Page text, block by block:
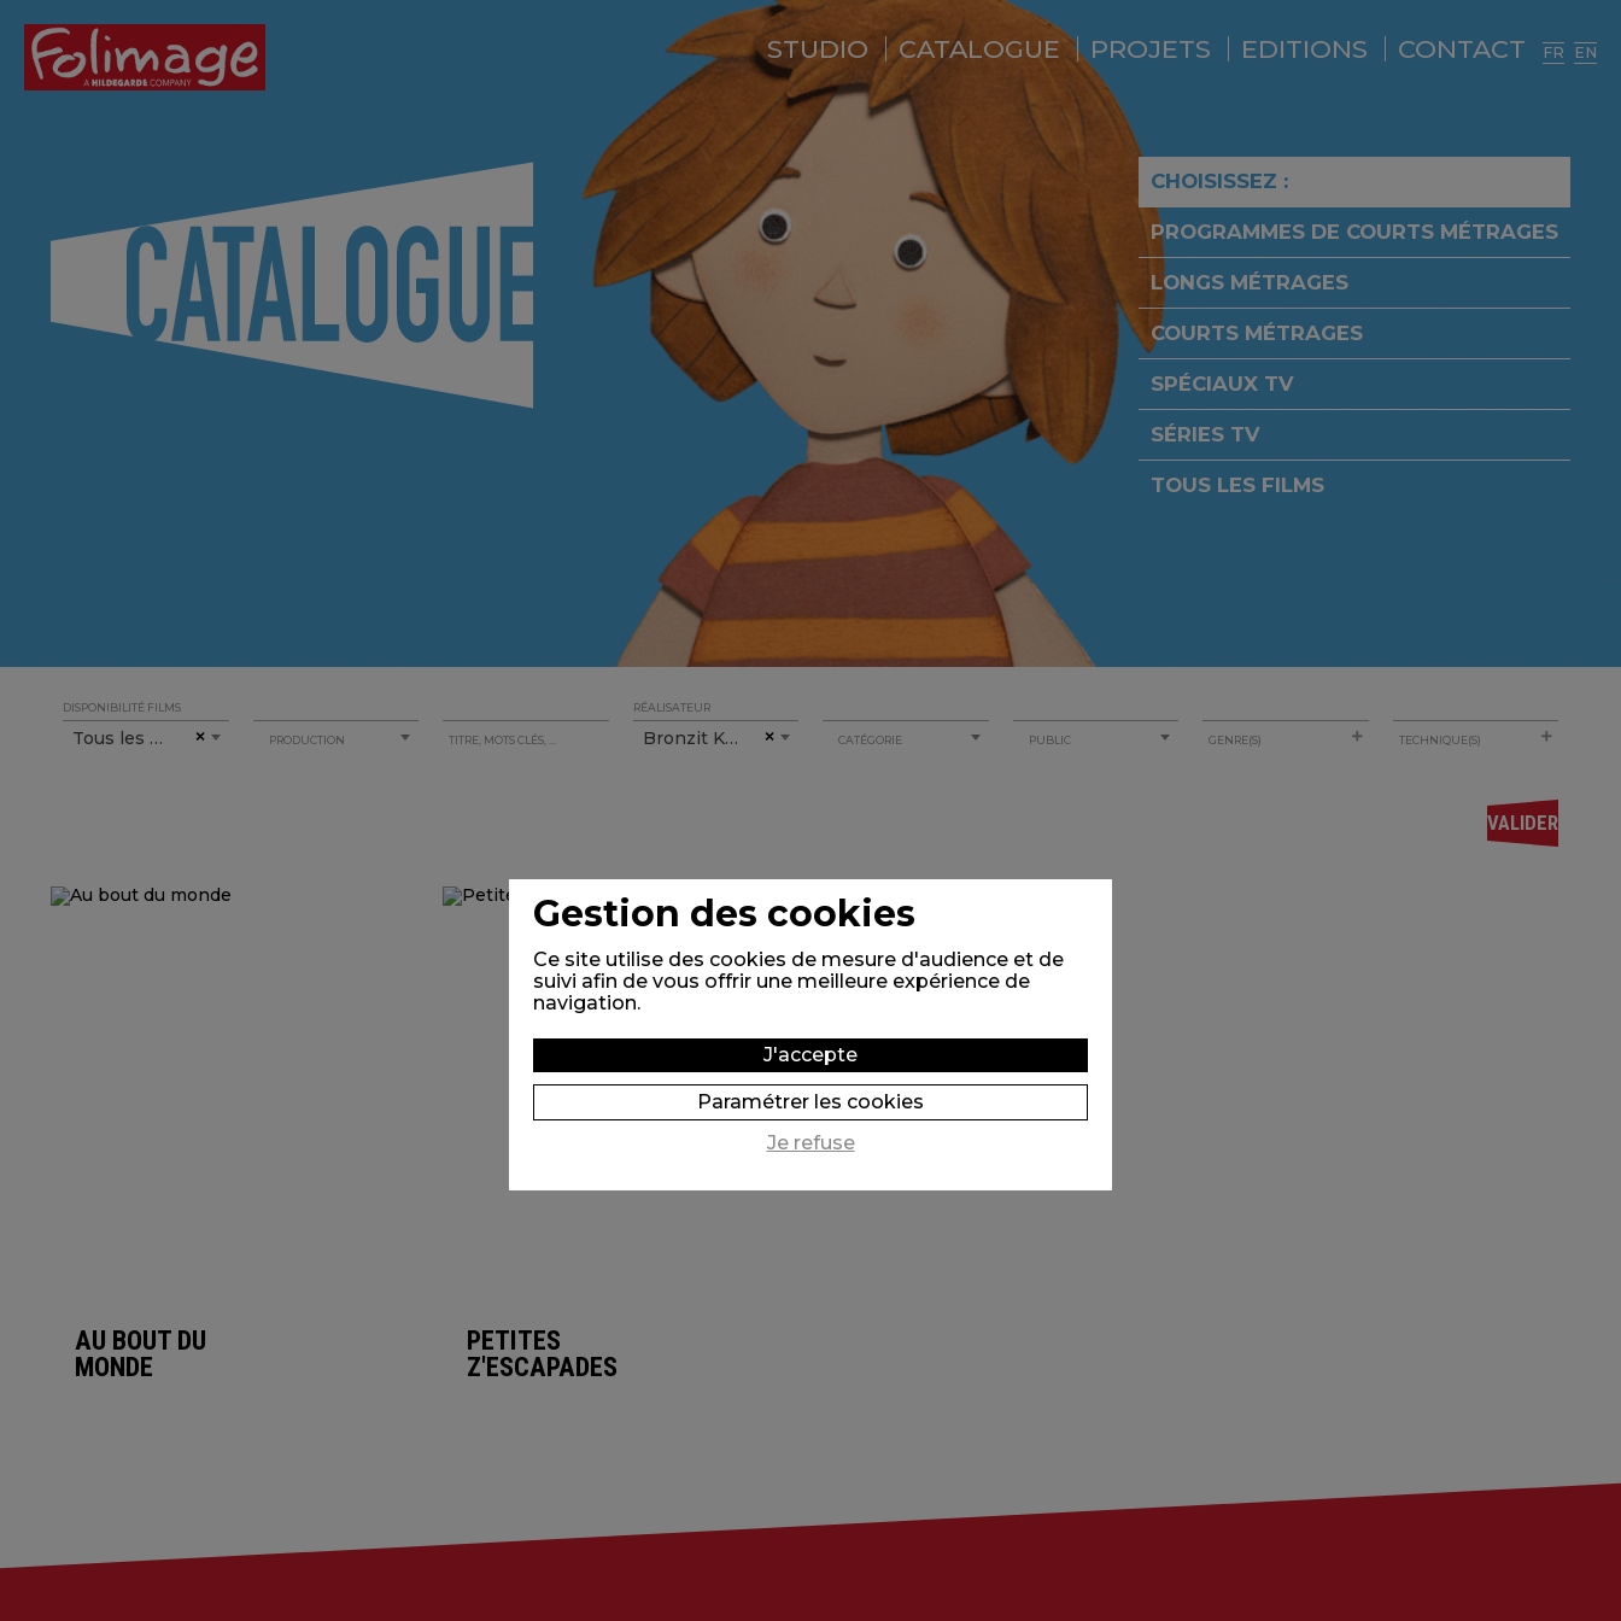
STUDIO
QUI SOMMES-NOUS ?
ACTUALITÉS
RÉSIDENCE
PRESTATIONS
BACKSTAGE
CATALOGUE PROJETS EDITIONS CONTACT FR EN
CHOISISSEZ :
PROGRAMMES DE COURTS MÉTRAGES
LONGS MÉTRAGES
COURTS MÉTRAGES
SPÉCIAUX TV
SÉRIES TV
TOUS LES FILMS
DISPONIBILITÉ FILMS
×
Tous les films PRODUCTION
RÉALISATEUR
×
Bronzit Konstantin CATÉGORIE PUBLIC
AU BOUT DU
MONDE
PETITES
Z'ESCAPADES
Gestion des cookies
Ce site utilise des cookies de mesure d'audience et de
suivi afin de vous offrir une meilleure expérience de
navigation.
J'accepte
Paramétrer les cookies
Je refuse